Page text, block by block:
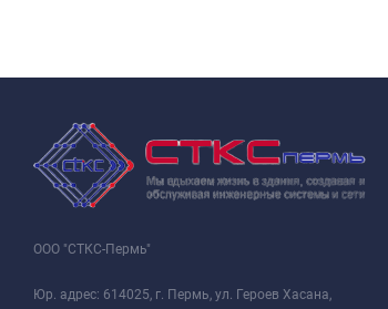
ООО "СТКС-Пермь"
Юр. адрес: 614025, г. Пермь, ул. Героев Хасана,